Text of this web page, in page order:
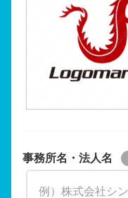
事務所名・法人名